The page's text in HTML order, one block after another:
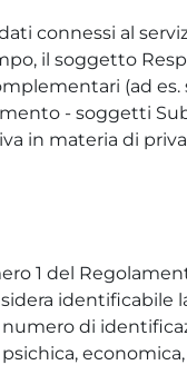
connessi al
il soggetto
(ad
- soggetti
in materia di
1 del
di